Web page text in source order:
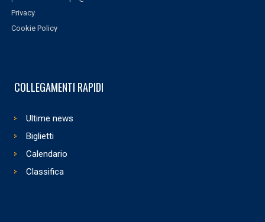
Privacy
Cookie Policy
COLLEGAMENTI RAPIDI
Ultime news
Biglietti
Calendario
Classifica